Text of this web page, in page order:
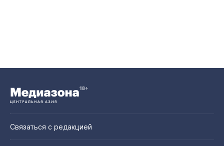
Связаться с редакцией